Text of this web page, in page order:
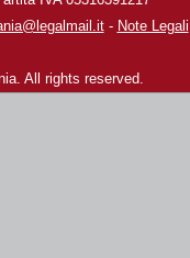
- Note Legali
All rights reserved.